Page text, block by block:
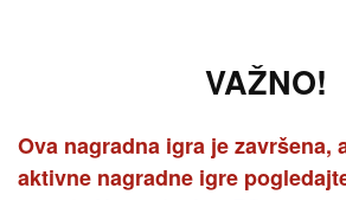
VAŽNO!
Ova nagradna igra je završena,
aktivne nagradne igre